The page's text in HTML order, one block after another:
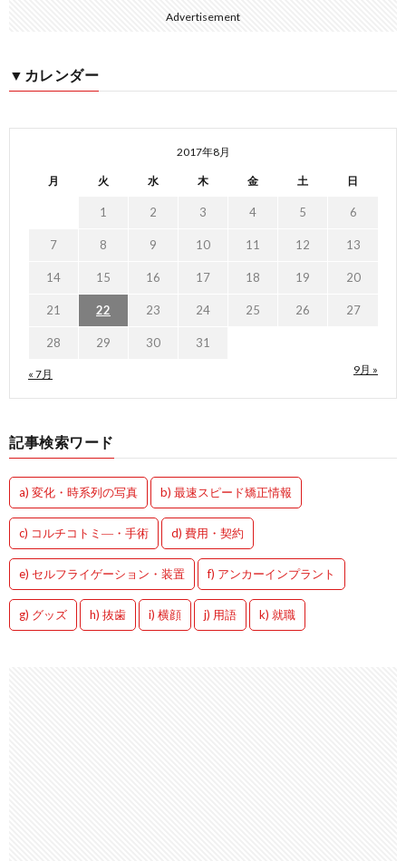
Advertisement
▼カレンダー
2017年8月
月 火 水 木 金 土 日
« 7月 9月 »
1 2 3 4 5 6
7 8 9 10 11 12 13
14 15 16 17 18 19 20
21 22 23 24 25 26 27
28 29 30 31
記事検索ワード
a) 変化・時系列の写真 b) 最速スピード矯正情報
c) コルチコトミ―・手術 d) 費用・契約
e) セルフライゲーション・装置 f) アンカーインプラント
g) グッズ h) 抜歯 i) 横顔 j) 用語 k) 就職